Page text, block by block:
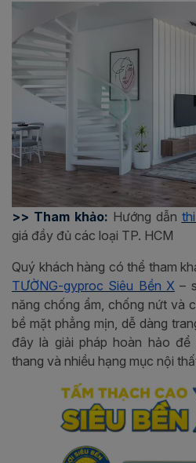
>> Tham khảo: Hướng dẫn
giá đầy đủ các loại TP. HCM
Quý khách hàng có thể tham
TƯỜNG-gyproc Siêu Bền X –
năng chống ẩm, chống nứt và
bề mặt phẳng mịn, dễ dàng
đây là giải pháp hoàn hảo
thang và nhiều hạng mục nội